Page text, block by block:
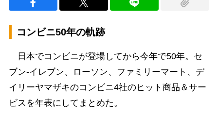
コンビニ50年の軌跡
日本でコンビニが登場してから今年で50年。セ
ブン-イレブン、ローソン、ファミリーマート、デ
イリーヤマザキのコンビニ4社のヒット商品＆サー
ビスを年表にしてまとめた。